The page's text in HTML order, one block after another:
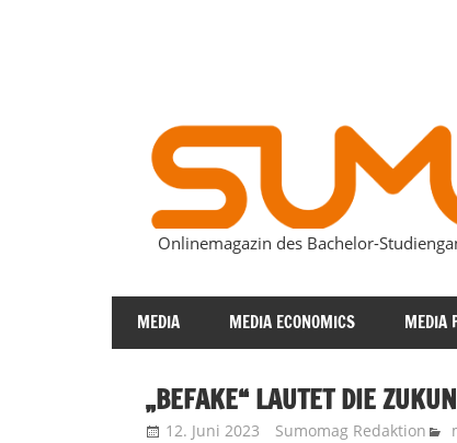
SUMOmag
Onlinemagazin des Bachelor-
MEDIA MEDIA ECONOMICS MEDIA
„BEFAKE“ LAUTET DIE
12. Juni 2023 Sumomag Redaktion